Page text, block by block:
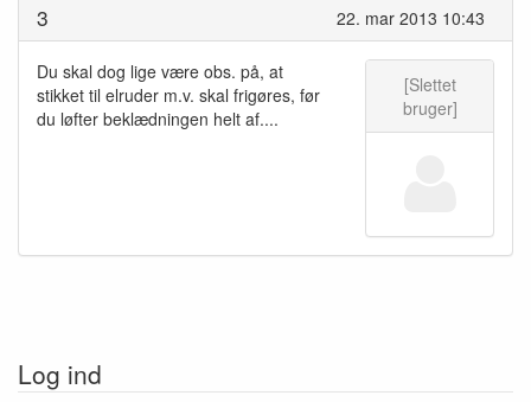
22. mar 2013 10:43
3
Du skal dog lige være obs. på, at
stikket til elruder m.v. skal frigøres, før
du løfter beklædningen helt af....
[Slettet
bruger]
Log ind